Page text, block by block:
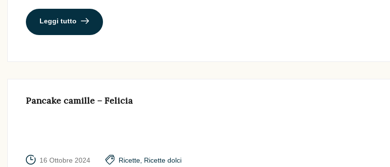
Leggi tutto
Pancake camille – Felicia
16 Ottobre 2024 Ricette Ricette dolci